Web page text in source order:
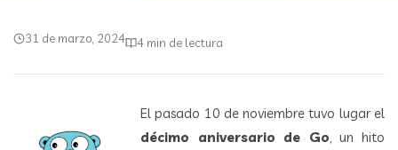
31 de marzo, 2024 4 min de lectura
El pasado 10 de noviembre tuvo lugar el
décimo aniversario de Go, un hito